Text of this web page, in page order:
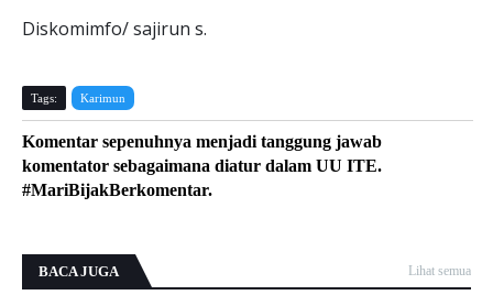
Diskomimfo/ sajirun s.
Tags: Karimun
Komentar sepenuhnya menjadi tanggung jawab
komentator sebagaimana diatur dalam UU ITE.
#MariBijakBerkomentar.
BACA JUGA Lihat semua